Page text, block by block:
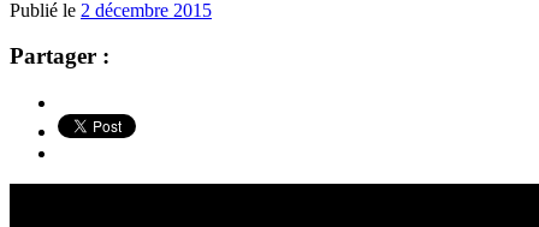
Publié le 2 décembre 2015
Partager :